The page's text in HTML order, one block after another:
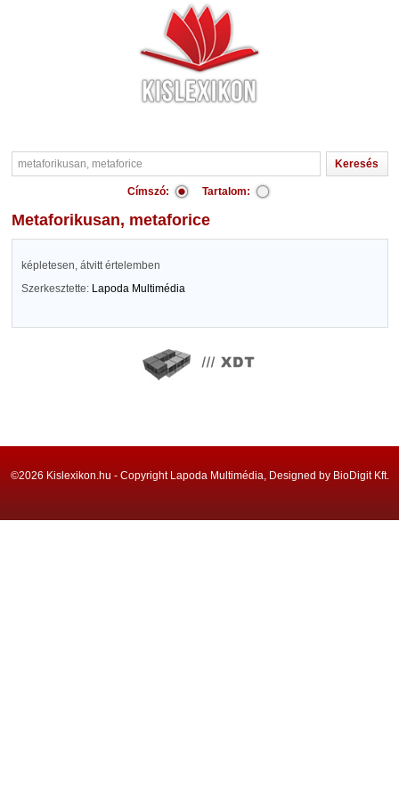
Címszó: Tartalom:
metaforikusan, metaforice
képletesen, átvitt értelemben
Szerkesztette: Lapoda Multimédia
©2026 Kislexikon.hu - Copyright Lapoda Multimédia, Designed by BioDigit Kft.